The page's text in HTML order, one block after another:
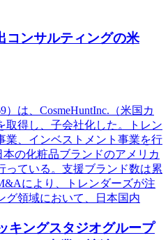
コンサルティングの米
）は、CosmeHuntInc.（米国カ
取得し、子会社化した。トレン
業、インベストメント事業を行
本の化粧品ブランドのアメリカ
っている。支援ブランド数は累
により、トレンダーズが注
グ領域において、日本国内
キングスタジオグループ